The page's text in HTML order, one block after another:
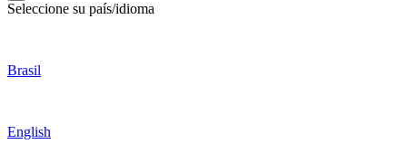
Seleccione su país/idioma
Brasil
English